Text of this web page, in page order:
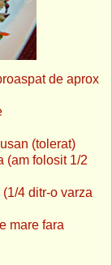
de aprox
(am folosit 1/2
o varza
fara